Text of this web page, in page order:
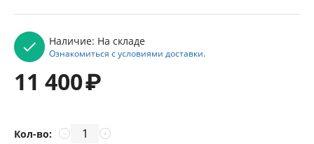
Наличие: На складе
Ознакомиться с условиями доставки.
11 400₽
Кол-во: +
−